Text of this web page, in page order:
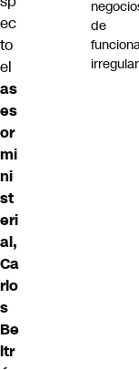
ec
to
el
as
es
or
mi
ni
st
eri
al,
Ca
rlo
s
Be
ltr
de
irregular